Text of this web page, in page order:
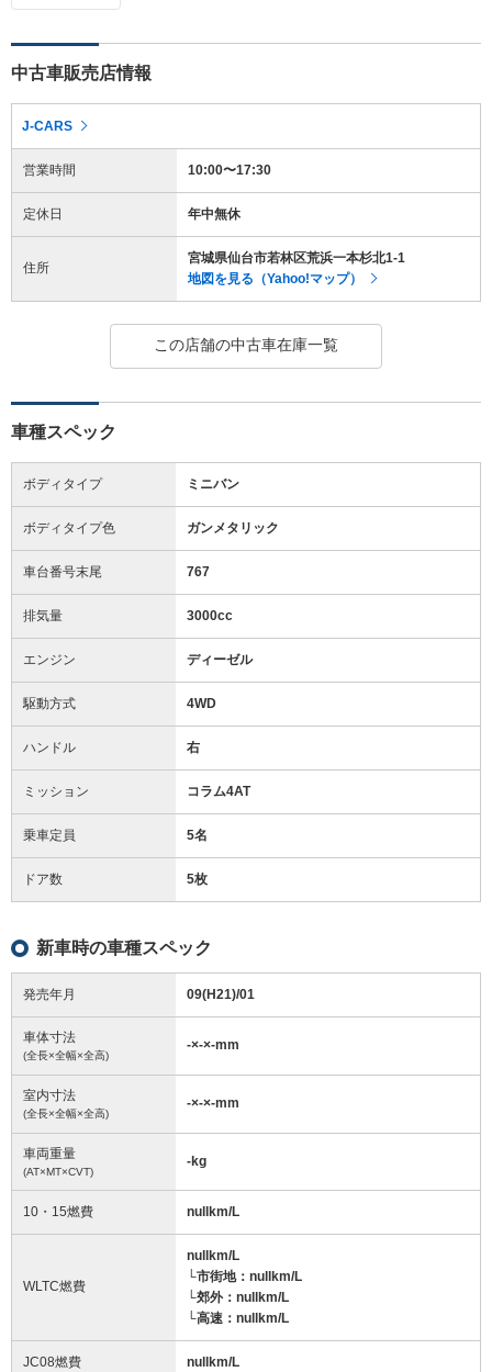
中古車販売店情報
J-CARS
営業時間 10:00〜17:30
定休日 年中無休
住所
宮城県仙台市若林区荒浜一本杉北1-1
地図を見る（Yahoo!マップ）
この店舗の中古車在庫一覧
車種スペック
ボディタイプ ミニバン
ボディタイプ色 ガンメタリック
車台番号末尾 767
排気量 3000cc
エンジン ディーゼル
駆動方式 4WD
ハンドル 右
ミッション コラム4AT
乗車定員 5名
ドア数 5枚
新車時の車種スペック
発売年月 09(H21)/01
車体寸法
(全長×全幅×全高)
-×-×-mm
室内寸法
(全長×全幅×全高)
-×-×-mm
車両重量
(AT×MT×CVT)
-kg
10・15燃費 nullkm/L
WLTC燃費
nullkm/L
└市街地：nullkm/L
└郊外：nullkm/L
└高速：nullkm/L
JC08燃費 nullkm/L